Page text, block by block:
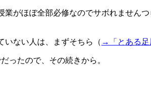
がほぼ全部必修なのでサボれません
いない人は、まずそちら（ →「とある足
ったので、その続きから。